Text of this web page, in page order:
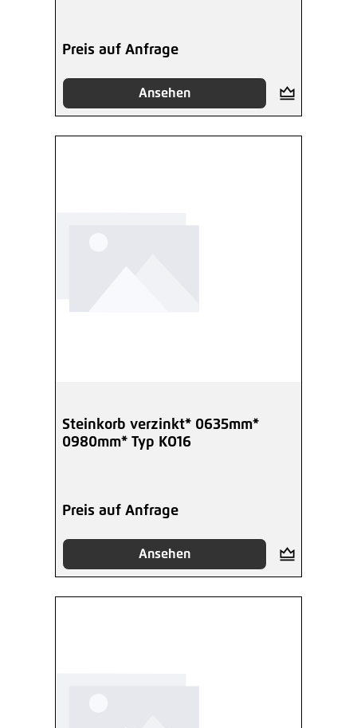
Preis auf Anfrage
Ansehen
Steinkorb verzinkt* 0635mm*
0980mm* Typ KO16
Preis auf Anfrage
Ansehen